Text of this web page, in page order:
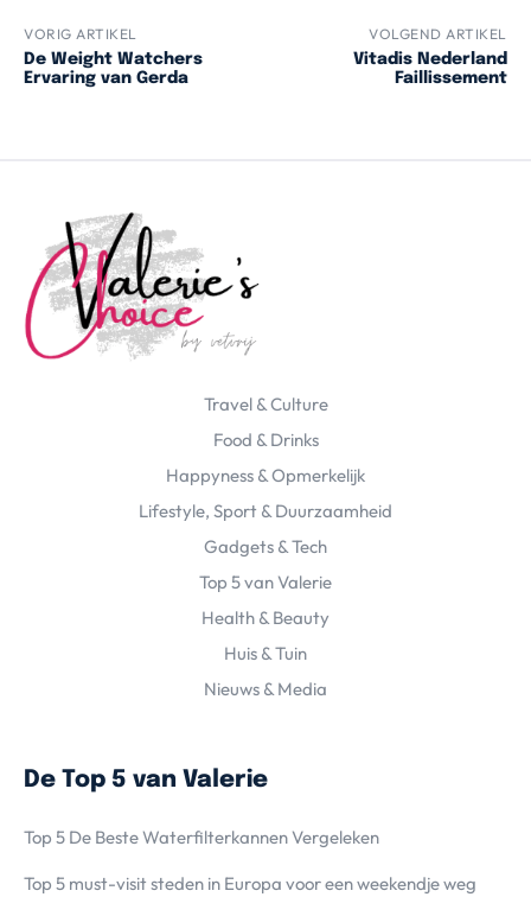
VORIG ARTIKEL
De Weight Watchers
Ervaring van Gerda
VOLGEND ARTIKEL
Vitadis Nederland
Faillissement
Travel & Culture
Food & Drinks
Happyness & Opmerkelijk
Lifestyle, Sport & Duurzaamheid
Gadgets & Tech
Top 5 van Valerie
Health & Beauty
Huis & Tuin
Nieuws & Media
De Top 5 van Valerie
Top 5 De Beste Waterfilterkannen Vergeleken
Top 5 must-visit steden in Europa voor een weekendje weg